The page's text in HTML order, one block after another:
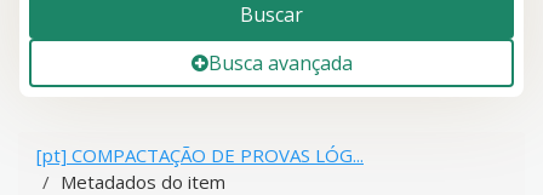
Buscar
Busca avançada
[pt] COMPACTAÇÃO DE PROVAS LÓG...
Metadados do item